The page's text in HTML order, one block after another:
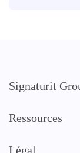
Signaturit
Ressources
Légal